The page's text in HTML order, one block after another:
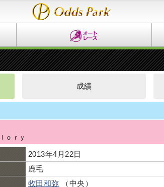
成績
ｏｒｙ
2013年4月22日
鹿毛
牧田和弥 （中央）